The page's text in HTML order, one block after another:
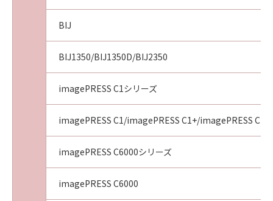
BIJ
BIJ1350/BIJ1350D/BIJ2350
imagePRESS C1シリーズ
imagePRESS C1/imagePRESS C1+/imagePRESS
imagePRESS C6000シリーズ
imagePRESS C6000